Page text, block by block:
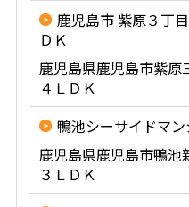
鹿児島市 紫原３丁
ＤＫ
鹿児島県鹿児島市紫原
４ＬＤＫ
鴨池シーサイドマ
鹿児島県鹿児島市鴨池
３ＬＤＫ